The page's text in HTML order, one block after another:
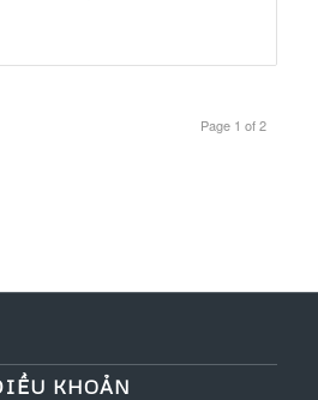
Page 1 of 2
KHOẢN